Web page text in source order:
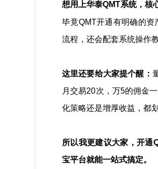
想用上华泰QMT系统，核
毕竟QMT开通有明确的
流程，还会配套系统操作
这里还要给大家提个醒：
月交易20次，万5的佣金
化策略还是增厚收益，都
所以我更建议大家，开通
宝平台就能一站式搞定。